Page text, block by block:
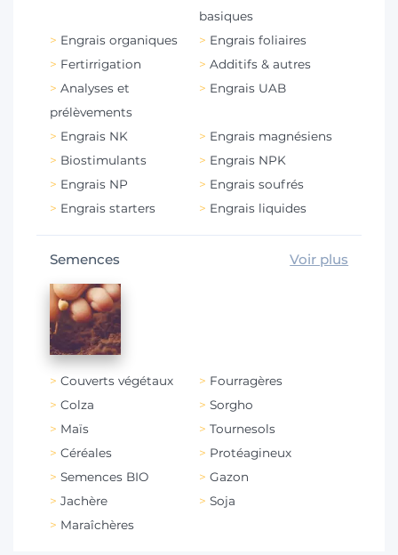
basiques
Engrais organiques
Engrais foliaires
Fertirrigation
Additifs & autres
Analyses et
prélèvements
Engrais UAB
Engrais NK
Engrais magnésiens
Biostimulants
Engrais NPK
Engrais NP
Engrais soufrés
Engrais starters
Engrais liquides
Semences Voir plus
Couverts végétaux
Fourragères
Colza
Sorgho
Maïs
Tournesols
Céréales
Protéagineux
Semences BIO
Gazon
Jachère
Soja
Maraîchères